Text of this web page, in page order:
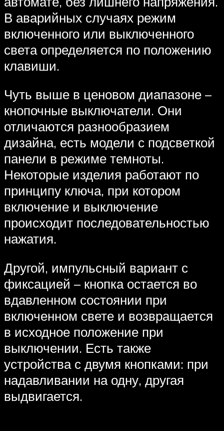
В аварийных случаях режим
включенного или выключенного
света определяется по положению
клавиши.
Чуть выше в ценовом диапазоне –
кнопочные выключатели. Они
отличаются разнообразием
дизайна, есть модели с подсветкой
панели в режиме темноты.
Некоторые изделия работают по
принципу ключа, при котором
включение и выключение
происходит последовательностью
нажатия.
Другой, импульсный вариант с
фиксацией – кнопка остается во
вдавленном состоянии при
включенном свете и возвращается
в исходное положение при
выключении. Есть также
устройства с двумя кнопками: при
надавливании на одну, другая
выдвигается.